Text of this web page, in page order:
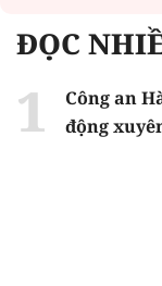
ĐỌC
Công an
động